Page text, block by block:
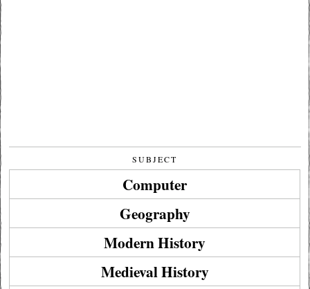
SUBJECT
Computer
Geography
Modern History
Medieval History